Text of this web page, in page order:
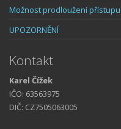
Možnost prodloužení přístupu
UPOZORNĚNÍ
Kontakt
Karel Čížek
IČO: 63563975
DIČ: CZ7505063005